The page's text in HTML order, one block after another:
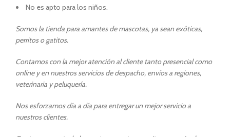
No es apto para los niños.
Somos la tienda para amantes de mascotas, ya sean exóticas,
perritos o gatitos.
Contamos con la mejor atención al cliente tanto presencial como
online y en nuestros servicios de despacho, envíos a regiones,
veterinaria y peluquería.
Nos esforzamos día a día para entregar un mejor servicio a
nuestros clientes.